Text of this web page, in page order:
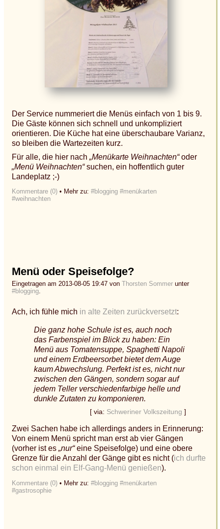
Der Service nummeriert die Menüs einfach von 1 bis 9.
Die Gäste können sich schnell und unkompliziert
orientieren. Die Küche hat eine überschaubare Varianz,
so bleiben die Wartezeiten kurz.
Für alle, die hier nach „Menükarte Weihnachten“oder
„Menü Weihnachten“suchen, ein hoffentlich guter
Landeplatz ;-)
Kommentare (0) • Mehr zu: #blogging #menükarten
#weihnachten
Menü oder Speisefolge?
Eingetragen am 2013-08-05 19:47 von Thorsten Sommer unter
#blogging
Ach, ich fühle mich in alte Zeiten zurückversetzt:
Die ganz hohe Schule ist es, auch noch
das Farbenspiel im Blick zu haben: Ein
Menü aus Tomatensuppe, Spaghetti Napoli
und einem Erdbeersorbet bietet dem Auge
kaum Abwechslung. Perfekt ist es, nicht nur
zwischen den Gängen, sondern sogar auf
jedem Teller verschiedenfarbige helle und
dunkle Zutaten zu komponieren.
[ via: Schweriner Volkszeitung ]
Zwei Sachen habe ich allerdings anders in Erinnerung:
Von einem Menü spricht man erst ab vier Gängen
(vorher ist es „nur“eine Speisefolge) und eine obere
Grenze für die Anzahl der Gänge gibt es nicht (ich durfte
schon einmal ein Elf-Gang-Menü genießen).
Kommentare (0) • Mehr zu: #blogging #menükarten
#gastrosophie